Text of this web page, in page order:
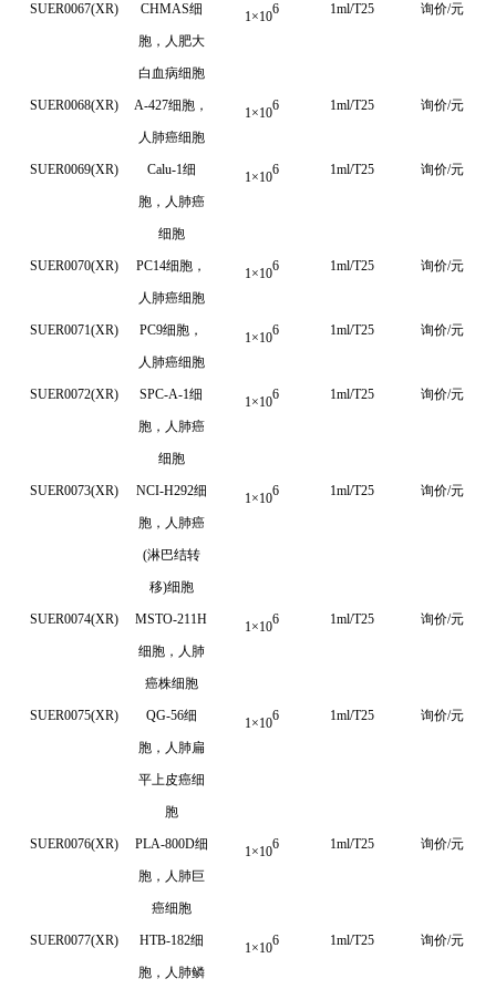
SUER0067(XR) CHMAS细
胞，人肥大
白血病细胞
1 ×106 1ml/T25 询价/元
SUER0068(XR) A-427细胞，
人肺癌细胞
1 ×106 1ml/T25 询价/元
SUER0069(XR) Calu-1细
胞，人肺癌
细胞
1 ×106 1ml/T25 询价/元
SUER0070(XR) PC14细胞，
人肺癌细胞
1 ×106 1ml/T25 询价/元
SUER0071(XR) PC9细胞，
人肺癌细胞
1 ×106 1ml/T25 询价/元
SUER0072(XR) SPC-A-1细
胞，人肺癌
细胞
1 ×106 1ml/T25 询价/元
SUER0073(XR) NCI-H292细
胞，人肺癌
(淋巴结转
移)细胞
1 ×106 1ml/T25 询价/元
SUER0074(XR) MSTO-211H
细胞，人肺
癌株细胞
1 ×106 1ml/T25 询价/元
SUER0075(XR) QG-56细
胞，人肺扁
平上皮癌细
胞
1 ×106 1ml/T25 询价/元
SUER0076(XR) PLA-800D细
胞，人肺巨
癌细胞
1 ×106 1ml/T25 询价/元
SUER0077(XR) HTB-182细
胞，人肺鳞
1 ×106 1ml/T25 询价/元